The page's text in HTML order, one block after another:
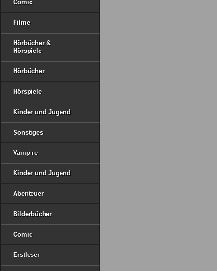
Comic
Filme
Hörbücher &
Hörspiele
Hörbücher
Hörspiele
Kinder und Jugend
Sonstiges
Vampire
Kinder und Jugend
Abenteuer
Bilderbücher
Comic
Erstleser